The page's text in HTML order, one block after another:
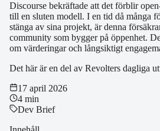
Discourse bekräftade att det förblir
till en sluten modell. I en tid då många
stänga av sina projekt, är denna
community som bygger på öppenhet.
om värderingar och långsiktigt
Det här är en del av Revolters dagliga
17 april 2026
4 min
Dev Brief